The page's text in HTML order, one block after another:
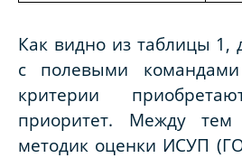
Как видно из таблицы 1,
с полевыми командами
критерии
приоритет. Между тем
методик оценки ИСУП